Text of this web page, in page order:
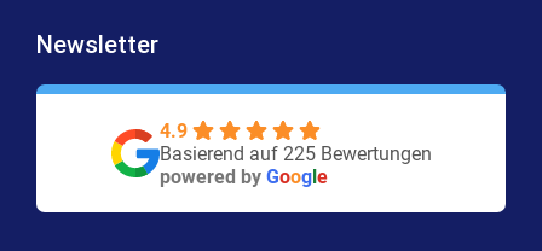
Newsletter
4.9
Basierend auf 225 Bewertungen
powered by Googl e